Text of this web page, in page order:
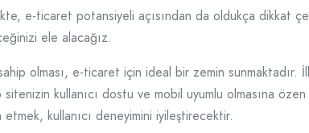
e-ticaret potansiyeli açısından da oldukça dikkat
ele alacağız.
olması, e-ticaret için ideal bir zemin sunmaktadır.
kullanıcı dostu ve mobil uyumlu olmasına
kullanıcı deneyimini iyileştirecektir.